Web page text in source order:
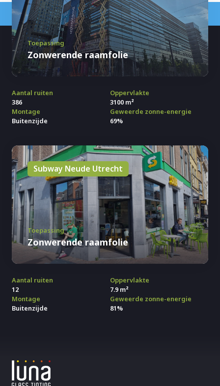
Toepassing
Zonwerende raamfolie
Aantal ruiten
386
Oppervlakte
3100 m²
Montage
Buitenzijde
Geweerde zonne-energie
69%
Subway Neude Utrecht
Toepassing
Zonwerende raamfolie
Aantal ruiten
12
Oppervlakte
7.9 m²
Montage
Buitenzijde
Geweerde zonne-energie
81%